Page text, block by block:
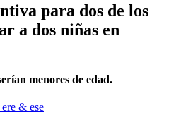
para dos de los
a dos niñas en
menores de edad.
& ese